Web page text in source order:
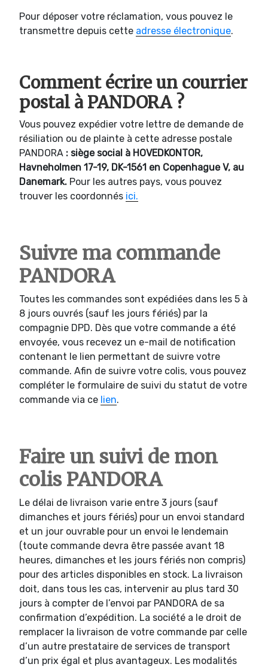
Pour déposer votre réclamation, vous pouvez le
transmettre depuis cette adresse électronique.
Comment écrire un courrier
postal à PANDORA ?
Vous pouvez expédier votre lettre de demande de
résiliation ou de plainte à cette adresse postale
PANDORA : siège social à HOVEDKONTOR,
Havneholmen 17-19, DK-1561 en Copenhague V, au
Danemark. Pour les autres pays, vous pouvez
trouver les coordonnés ici.
Suivre ma commande
PANDORA
Toutes les commandes sont expédiées dans les 5 à
8 jours ouvrés (sauf les jours fériés) par la
compagnie DPD. Dès que votre commande a été
envoyée, vous recevez un e-mail de notification
contenant le lien permettant de suivre votre
commande. Afin de suivre votre colis, vous pouvez
compléter le formulaire de suivi du statut de votre
commande via ce lien.
Faire un suivi de mon
colis PANDORA
Le délai de livraison varie entre 3 jours (sauf
dimanches et jours fériés) pour un envoi standard
et un jour ouvrable pour un envoi le lendemain
(toute commande devra être passée avant 18
heures, dimanches et les jours fériés non compris)
pour des articles disponibles en stock. La livraison
doit, dans tous les cas, intervenir au plus tard 30
jours à compter de l’envoi par PANDORA de sa
confirmation d’expédition. La société a le droit de
remplacer la livraison de votre commande par celle
d’un autre prestataire de services de transport
d’un prix égal et plus avantageux. Les modalités